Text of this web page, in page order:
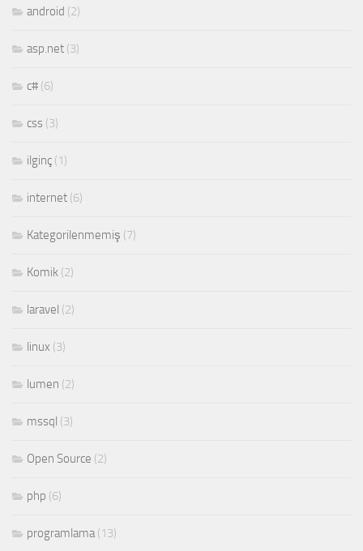
android (2)
asp.net (3)
c# (6)
css (3)
ilginç (1)
internet (6)
Kategorilenmemiş (7)
Komik (2)
laravel (2)
linux (3)
lumen (2)
mssql (3)
Open Source (2)
php (6)
programlama (13)